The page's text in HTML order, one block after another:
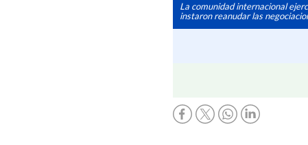
La comunidad internacional
instaron reanudar las